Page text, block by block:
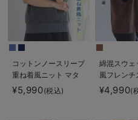
コットンノースリーブ
重ね着風ニット マタ
ニティ・授乳服 【出
産後も長く使える】
¥5,990(税込)
綿混スウェ
風フレンチ
ップス マ
授乳服【出
¥4,990(